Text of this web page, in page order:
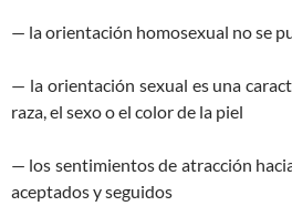
— la orientación homosexual no se
— la orientación sexual es una
raza, el sexo o el color de la piel
— los sentimientos de atracción
aceptados y seguidos